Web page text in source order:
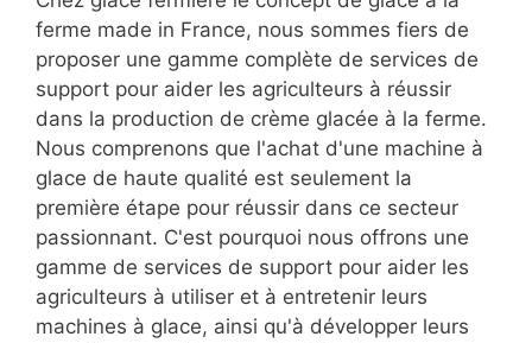
ferme made in France, nous sommes fiers de
proposer une gamme complète de services de
support pour aider les agriculteurs à réussir
dans la production de crème glacée à la ferme.
Nous comprenons que l'achat d'une machine à
glace de haute qualité est seulement la
première étape pour réussir dans ce secteur
passionnant. C'est pourquoi nous offrons une
gamme de services de support pour aider les
agriculteurs à utiliser et à entretenir leurs
machines à glace, ainsi qu'à développer leurs